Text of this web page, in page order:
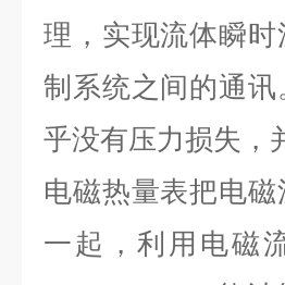
理，实现流体瞬
制系统之间的通
乎没有压力损失，
电磁热量表把电
一起，利用电磁